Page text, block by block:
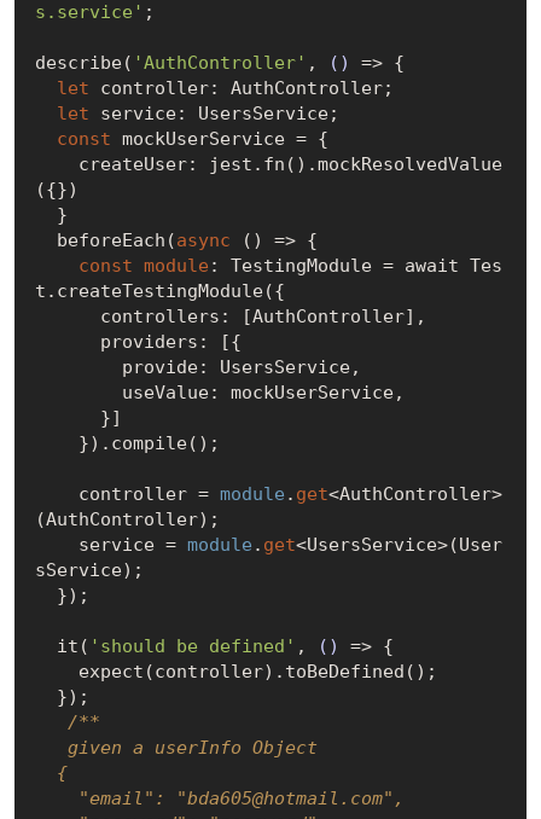
s.service' ;
describe( 'AuthController' , () => {
let controller: AuthController;
let service: UsersService;
const mockUserService = {
({})
  beforeEach(
async () => {
const module : TestingModule = await Tes
t.createTestingModule({
    controller =
module . get<AuthController>
(AuthController);
    service =
module . get<UsersService>(User
sService);
  it(
'should be defined' , () => {
/**